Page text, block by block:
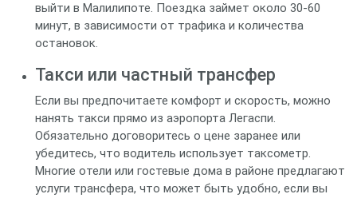
выйти в Малилипоте. Поездка займет около 30-60
минут, в зависимости от трафика и количества
остановок.
Такси или частный трансфер
Если вы предпочитаете комфорт и скорость, можно
нанять такси прямо из аэропорта Легаспи.
Обязательно договоритесь о цене заранее или
убедитесь, что водитель использует таксометр.
Многие отели или гостевые дома в районе предлагают
услуги трансфера, что может быть удобно, если вы